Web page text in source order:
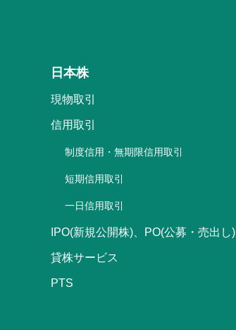
日本株
現物取引
信用取引
制度信用・無期限信用取引
短期信用取引
一日信用取引
IPO(新規公開株)、PO(公募・売出し)
貸株サービス
PTS